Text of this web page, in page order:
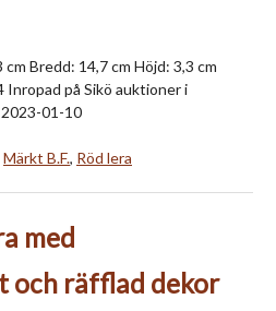
cm Bredd: 14,7 cm Höjd: 3,3 cm
Inropad på Sikö auktioner i
01-10
Märkt B.F., Röd lera
med
och räfflad dekor